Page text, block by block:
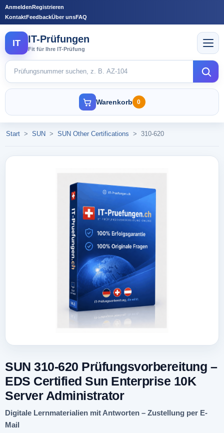
AnmeldenRegistrieren
KontaktFeedbackÜber unsFAQ
IT IT-Prüfungen
Fit für Ihre IT-Prüfung
Warenkorb 0
Start > SUN > SUN Other Certifications > 310-620
SUN 310-620 Prüfungsvorbereitung –
EDS Certified Sun Enterprise 10K
Server Administrator
Digitale Lernmaterialien mit Antworten – Zustellung per E-
Mail